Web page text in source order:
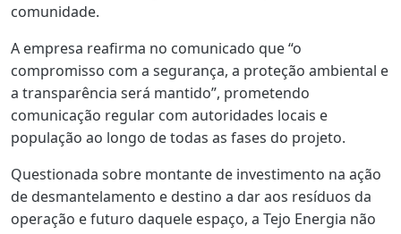
comunidade.
A empresa reafirma no comunicado que “o
compromisso com a segurança, a proteção ambiental e
a transparência será mantido”, prometendo
comunicação regular com autoridades locais e
população ao longo de todas as fases do projeto.
Questionada sobre montante de investimento na ação
de desmantelamento e destino a dar aos resíduos da
operação e futuro daquele espaço, a Tejo Energia não